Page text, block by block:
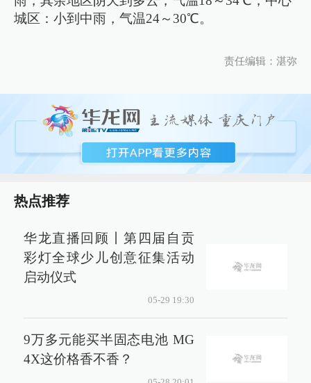
城区：小到中雨，气温24～30℃。
责任编辑：湛弥
热点推荐
华龙直播回顾丨第四届自贡
彩灯全球少儿创意征集活动
启动仪式
05-29 19:30
9万多元能买半固态电池 MG
4X这价格香不香？